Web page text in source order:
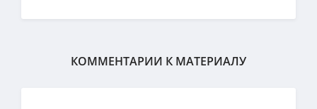
КОММЕНТАРИИ К МАТЕРИАЛУ